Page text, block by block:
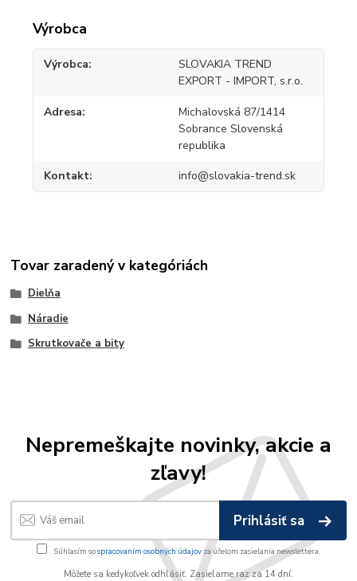
Výrobca
Výrobca
SLOVAKIA TREND
EXPORT - IMPORT, s.r.o.
Adresa
Michalovská 87/1414
Sobrance Slovenská
republika
Kontakt info@slovakia-trend.sk
Tovar zaradený v kategóriách
Dielňa
Náradie
Skrutkovače a bity
Nepremeškajte novinky, akcie a
zľavy!
Prihlásiť sa
Súhlasím sospracovaním osobných údajov za účelom zasielania newslettera.
Môžete sa kedykoľvek odhlásiť. Zasielame raz za 14 dní.